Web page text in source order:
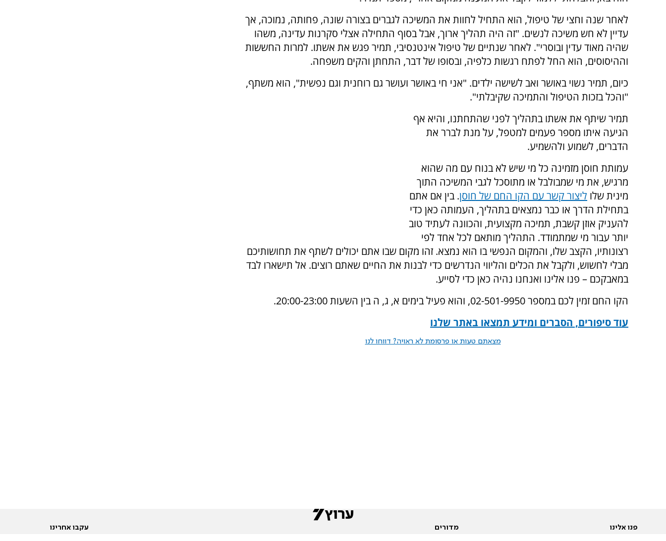
לאחר שנה וחצי של טיפול, הוא התחיל לחוות את המשיכה לגברים בצורה שונה, פחותה, נמוכה, אך
עדיין לא חש משיכה לנשים. "זה היה תהליך ארוך, אבל בסוף התחילה אצלי סקרנות עדינה, משהו
שהיה מאוד עדין ובוסרי". לאחר שנתיים של טיפול אינטנסיבי, תמיר פגש את אשתו. למרות החששות
וההיסוסים, הוא החל לפתח רגשות כלפיה, ובסופו של דבר, התחתן והקים משפחה.
כיום, תמיר נשוי באושר ואב לשישה ילדים. "אני חי באושר ועושר גם רוחנית וגם נפשית", הוא משתף,
"והכל בזכות הטיפול והתמיכה שקיבלתי".
תמיר שיתף את אשתו בתהליך לפני שהתחתנו, והיא אף
הגיעה איתו מספר פעמים למטפל, על מנת לברר את
הדברים, לשמוע ולהשמיע.
עמותת חוסן מזמינה כל מי שיש לא בנוח עם מה שהוא
מרגיש, את מי שמבולבל או מתוסכל לגבי המשיכה התוך
מינית שלו ליצור קשר עם הקו החם של חוסן. בין אם אתם
בתחילת הדרך או כבר נמצאים בתהליך, העמותה כאן כדי
להעניק אוזן קשבת, תמיכה מקצועית, והכוונה לעתיד טוב
יותר עבור מי שמתמודד. התהליך מותאם לכל אחד לפי
רצונותיו, הקצב שלו, והמקום הנפשי בו הוא נמצא. זהו מקום שבו אתם יכולים לשתף את תחושותיכם
מבלי לחשוש, ולקבל את הכלים והליווי הנדרשים כדי לבנות את החיים שאתם רוצים. אל תישארו לבד
במאבקכם – פנו אלינו ואנחנו נהיה כאן כדי לסייע.
הקו החם זמין לכם במספר 02-501-9950, והוא פעיל בימים א, ג, ה בין השעות 20:00-23:00.
עוד סיפורים, הסברים ומידע תמצאו באתר שלנו
מצאתם טעות או פרסומת לא ראויה? דווחו לנו
פנו אלינו מדורים עקבו אחרינו